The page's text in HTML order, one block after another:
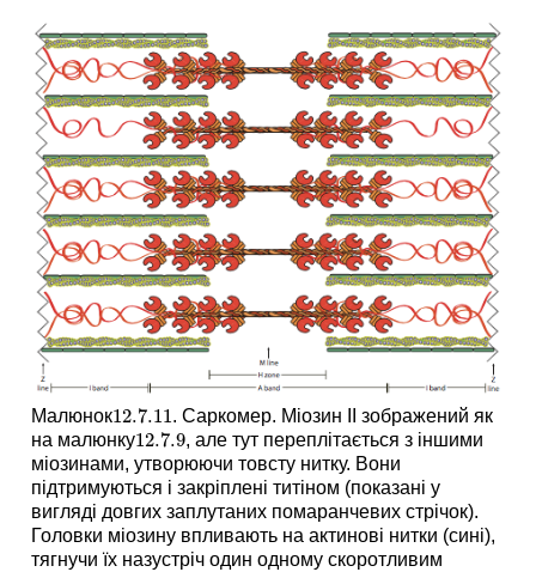
Малюнок12.7.11
12.7.11. Саркомер. Міозин II зображений як
на малюнку12.7.9
12.7.9, але тут переплітається з іншими
міозинами, утворюючи товсту нитку. Вони
підтримуються і закріплені титіном (показані у
вигляді довгих заплутаних помаранчевих стрічок).
Головки міозину впливають на актинові нитки (сині),
тягнучи їх назустріч один одному скоротливим